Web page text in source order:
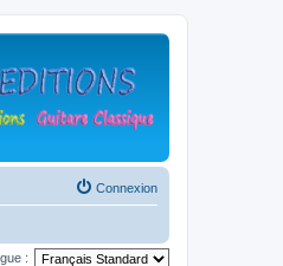
Connexion
: